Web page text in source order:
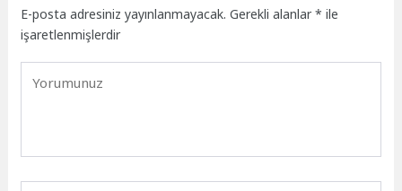
E-posta adresiniz yayınlanmayacak. Gerekli alanlar* ile
işaretlenmişlerdir